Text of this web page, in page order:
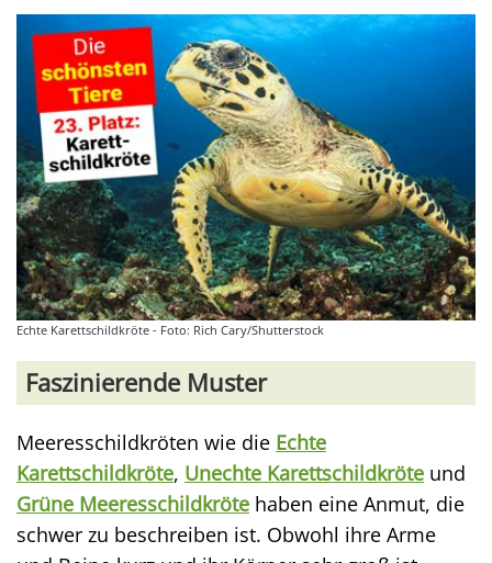
Echte Karettschildkröte - Foto: Rich Cary/Shutterstock
Faszinierende Muster
Meeresschildkröten wie die Echte
Karettschildkröte, Unechte Karettschildkröte und
Grüne Meeresschildkröte haben eine Anmut, die
schwer zu beschreiben ist. Obwohl ihre Arme